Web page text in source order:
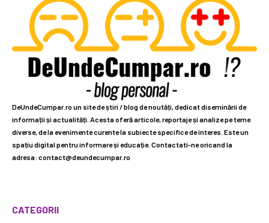
DeUndeCumpar.ro un site de știri / blog de noutăți, dedicat diseminării de
informații și actualități. Acesta oferă articole, reportaje și analize pe teme
diverse, de la evenimente curente la subiecte specifice de interes. Este un
spațiu digital pentru informare și educație. Contactati-ne oricand la
adresa: contact@deundecumpar.ro
CATEGORII